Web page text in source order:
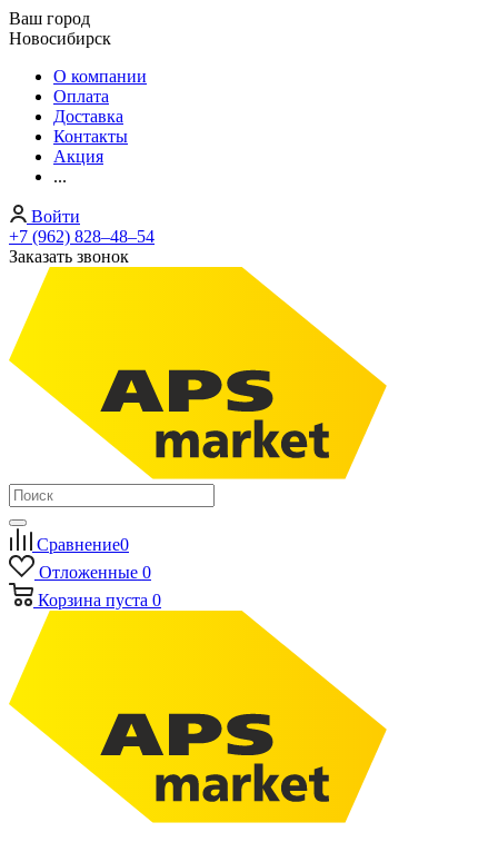
Ваш город
Новосибирск
О компании
Оплата
Доставка
Контакты
Акция
...
Войти
+7 (962) 828‒48‒54
Заказать звонок
Сравнение0
Отложенные 0
Корзина пуста 0